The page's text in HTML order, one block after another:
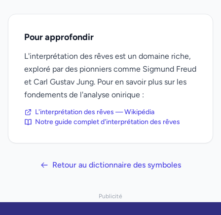
Pour approfondir
L'interprétation des rêves est un domaine riche,
exploré par des pionniers comme Sigmund Freud
et Carl Gustav Jung. Pour en savoir plus sur les
fondements de l'analyse onirique :
L'interprétation des rêves — Wikipédia
Notre guide complet d'interprétation des rêves
Retour au dictionnaire des symboles
Publicité